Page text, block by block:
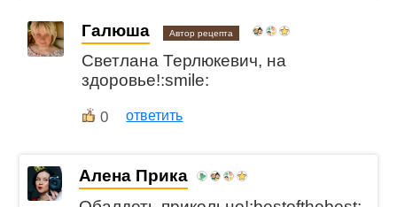
Галюша Автор рецепта
Светлана Терлюкевич, на
здоровье!:smile:
0 ответить
Алена Прика